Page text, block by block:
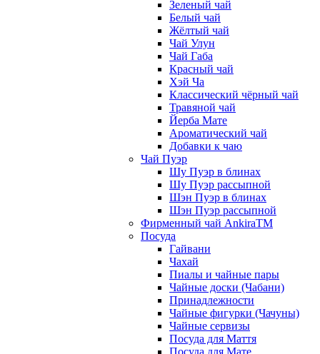
Зеленый чай
Белый чай
Жёлтый чай
Чай Улун
Чай Габа
Красный чай
Хэй Ча
Классический чёрный чай
Травяной чай
Йерба Мате
Ароматический чай
Добавки к чаю
Чай Пуэр
Шу Пуэр в блинах
Шу Пуэр рассыпной
Шэн Пуэр в блинах
Шэн Пуэр рассыпной
Фирменный чай AnkiraTM
Посуда
Гайвани
Чахай
Пиалы и чайные пары
Чайные доски (Чабани)
Принадлежности
Чайные фигурки (Чачуны)
Чайные сервизы
Посуда для Маття
Посуда для Мате